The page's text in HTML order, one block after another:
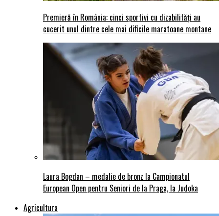
Premieră în România: cinci sportivi cu dizabilități au
cucerit unul dintre cele mai dificile maratoane montane
Laura Bogdan – medalie de bronz la Campionatul
European Open pentru Seniori de la Praga, la Judoka
Agricultura